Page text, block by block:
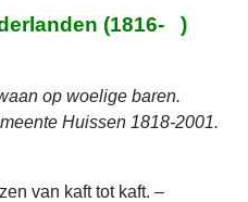
(1816- )
op woelige baren.
Huissen 1818-2001.
van kaft tot kaft. –